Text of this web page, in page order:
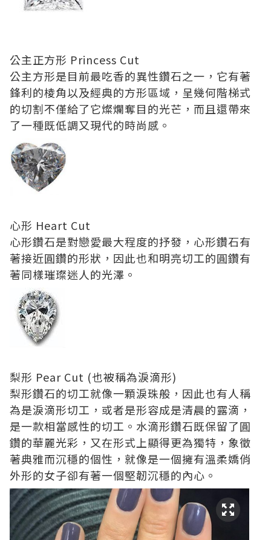
公主正方形 Princess Cut
公主方形是目前最吃香的異性鑽石之一，它有著
鋒利的棱角以及經典的方形區域，呈幾何階梯式
的切割不僅給了它燦爛奪目的光芒，而且還帶來
了一種既低調又現代的時尚感。
心形 Heart Cut
心形鑽石是對戀愛最大程度的抒發，心形鑽石有
著接近圓鑽的形狀，因此也和明亮切工的圓鑽有
著同樣璀璨迷人的光澤。
梨形 Pear Cut (也被稱為淚滴形)
梨形鑽石的切工就像一顆淚珠般，因此也有人稱
為是淚滴形切工，或者是形容成是清晨的露滴，
是一款相當感性的切工。水滴形鑽石既保留了圓
鑽的華麗光彩，又在形式上顯得更為獨特，象徵
著典雅而沉穩的個性，就像是一個擁有溫柔嬌俏
外形的女子卻有著一個堅韌沉穩的內心。